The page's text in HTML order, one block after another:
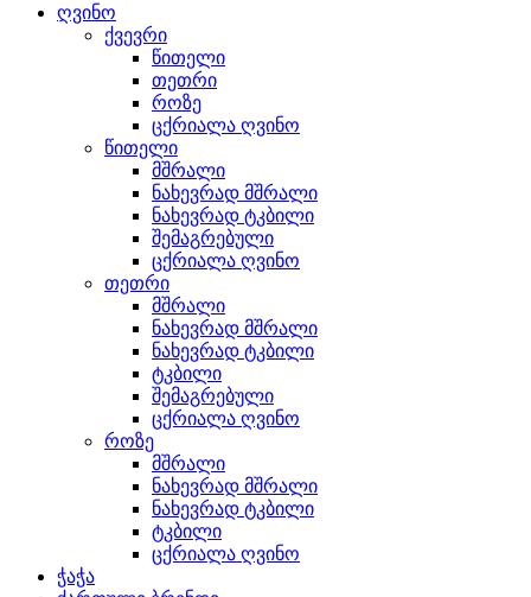
ღვინო
ქვევრი
წითელი
თეთრი
როზე
ცქრიალა ღვინო
წითელი
მშრალი
ნახევრად მშრალი
ნახევრად ტკბილი
შემაგრებული
ცქრიალა ღვინო
თეთრი
მშრალი
ნახევრად მშრალი
ნახევრად ტკბილი
ტკბილი
შემაგრებული
ცქრიალა ღვინო
როზე
მშრალი
ნახევრად მშრალი
ნახევრად ტკბილი
ტკბილი
ცქრიალა ღვინო
ჭაჭა